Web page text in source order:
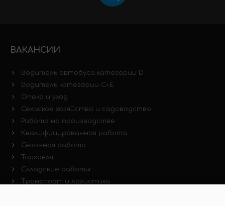
ВАКАНСИИ
Водитель автобуса категории D
Водитель категории C+E
Опека и уход
Сельское хозяйство и садоводство
Работа на производстве
Квалифицированная работа
Сезонная работа
Торговля
Складские работы
Транспорт и логистика